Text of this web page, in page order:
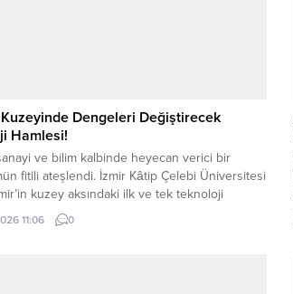
Kuzeyinde Dengeleri Değiştirecek
Hamlesi!
ve bilim kalbinde heyecan verici bir
fitili ateşlendi. İzmir Kâtip Çelebi Üniversitesi
kuzey aksındaki ilk ve tek teknoloji
bölgesi olacak devasa yatırımı için ilk kepçeyi
Cumhurbaşkanı Kararı ile resmiyet
11:06 0